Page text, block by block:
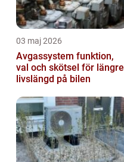
03 maj 2026
Avgassystem funktion,
val och skötsel för längre
livslängd på bilen